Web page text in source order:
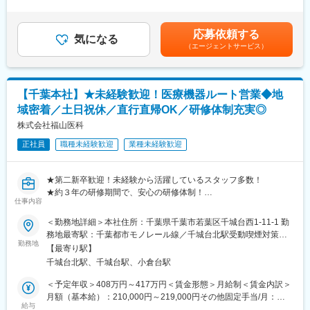
【評価制度】
「定量面（数値目標）」と「定性面（プロセス評価）」で評価さ
れます。上長とのミーティングで目標を決める為、モチベーショ
ンを保ちながらお仕事に励んでいただくことが可能です。
【ポジション魅力】
■専門的な知識
入浴装置を提案するにあたり、お客様の要望に合わせたサイズ感
や機能を確認する為、図面作成なども必要となります。営業とし
■社会貢献性
会課題となっております。介護浴槽やリハビリ機器はそのような
課題解決につながる製品のため、大きなやりがい・社会貢献を感
じられます。
標値として数値を掲げています。
■詳細
担当施設数は、大きい病院の場合は1施設程、中小規模であれば
2~4施設を担当頂きます。手術への立ち合いは発生しません。
＜院内業務＞
・納品作業
・手術のオーダーに合わせたドクターと打ち合わせ
・手術内容や患者さんに合わせたインプラントの提案 等
・メーカーに連絡してインプラント・医療機器を手配
・インプラント・医療機器の返却のための梱包・配送
■働き方
定時は9時～18時ですが、9時から院内業務を開始することができ
るよう8:30に出勤し、17時半に退社するスタッフが多いです。
ージ
※直行直帰も可能
無＞有＜残業手当＞有＜給与補足＞■賞与：年2回（2か月分※実績
次第）■昇給：有 ■その他固定手当の内訳 調整手当、 営業能力手
じて上下する可能性があります。月給(月額)は固定手当を含めた表
記です。
気になる 応募依頼する
（エージェントサービス）
【千葉本社】★未経験歓迎！医療機器ルート営業◆地
域密着／土日祝休／直行直帰OK／研修体制充実◎
株式会社福山医科
正社員 職種未経験歓迎 業種未経験歓迎
仕事内容
★第二新卒歓迎！未経験から活躍しているスタッフ多数！
★約３年の研修期間で、安心の研修体制！
品開発も！★ノルマなし、100％既存営業、月平均残業20時間で
プライベートとの両立◎
幅広い医療機器を取り扱う当社において、手術で使用するインプ
ラントや医療消耗品等を病院へ提供するルート営業をお任せいた
します。
■業務詳細
勤務地
＜勤務地詳細＞本社住所：千葉県千葉市若葉区千城台西1-11-1 勤
務地最寄駅：千葉都市モノレール線／千城台北駅受動喫煙対策：
屋内全面禁煙変更の範囲：会社の定める事業所
【最寄り駅】
千城台北駅、千城台駅、小倉台駅
給与
＜予定年収＞408万円～417万円＜賃金形態＞月給制＜賃金内訳＞
月額（基本給）：210,000円～219,000円その他固定手当/月：